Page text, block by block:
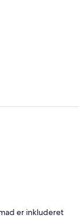
er inkluderet